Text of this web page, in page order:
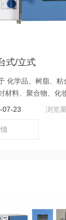
式/立式
化学品、树脂、粘
材料、聚合物、化
质内的气体。
07-23 浏览